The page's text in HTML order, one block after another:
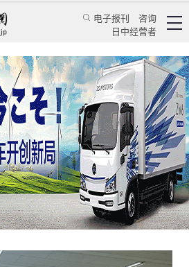
电子报刊
咨询
日中经营者
本便利店将免费提供未售出
社会观察